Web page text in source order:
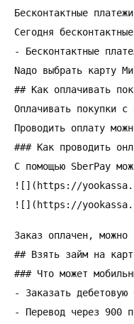
Бесконтактные
Сегодня
- Бесконтактные
Nадо выбрать карту
## Как оплачивать
Оплачивать покупки
Проводить оплату
### Как проводить
С помощью SberPay
![](https://
![](https://
Заказ оплачен, можно
## Взять займ на
### Что может
- Заказать дебетовую
- Перевод через 900